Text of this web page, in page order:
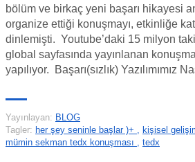
bölüm ve birkaç yeni başarı hikayesi
organize ettiği konuşmayı, etkinliğe
dinlemişti. Youtube’daki 15 milyon
global sayfasında yayınlanan
yapılıyor. Başarı(sızlık) Yazılımımız
Yayınlayan: BLOG
Tagler: her şey seninle başlar )+ kişisel
mümin sekman tedx konuşması
tedx